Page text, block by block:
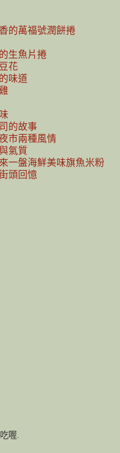
的萬福號潤餅捲
生魚片捲
花
味道
的故事
市兩種風情
氣質
一盤海鮮美味旗魚米粉
頭回憶
喔.